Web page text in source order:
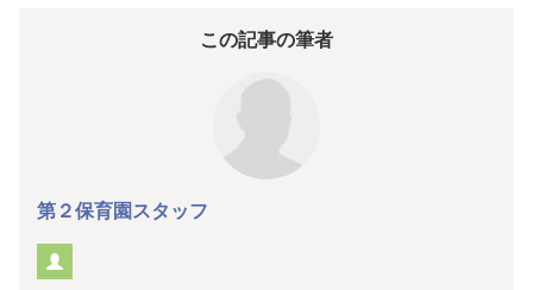
この記事の筆者
第２保育園スタッフ